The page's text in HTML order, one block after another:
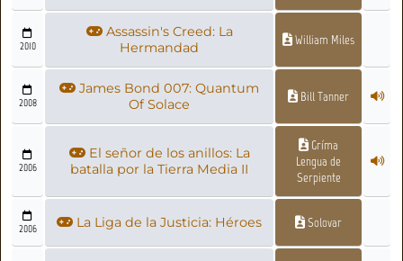
2010
Assassin's Creed: La
Hermandad
William Miles
2008
James Bond 007: Quantum
Of Solace
Bill Tanner
2006
El señor de los anillos: La
batalla por la Tierra Media II
Gríma
Lengua de
Serpiente
2006 La Liga de la Justicia: Héroes Solovar